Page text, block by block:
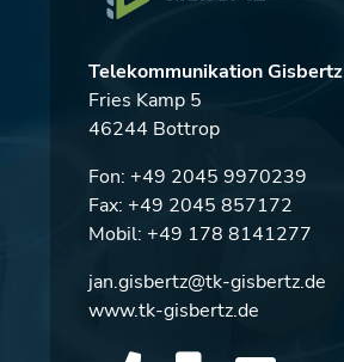
Telekommunikation Gisbertz
Fries Kamp 5
46244 Bottrop
Fon: +49 2045 9970239
Fax: +49 2045 857172
Mobil: +49 178 8141277
jan.gisbertz@tk-gisbertz.de
www.tk-gisbertz.de